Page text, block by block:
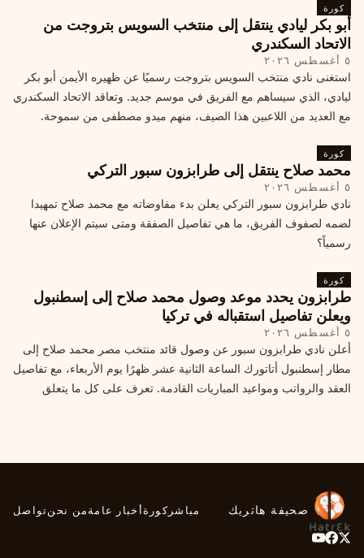
كورة
أبو بكر ليادي ينتقل إلى منتخب السويس بتروجت من
الاتحاد السكندري
٥ أغسطس ٢٠٢٦
استغنى نادي منتخب السويس بتروجت رسميًا عن ظهيره الأيمن أبو بكر
ليادي، الذي سيساهم مع الفريق في موسم جديد. وتعاقد الاتحاد السكندري
مع العديد من اللاعبين هذا الصيف، منهم ميدو مصطفى من سموحة.
كورة
محمد صلاح ينتقل إلى طرابزون سبور التركي
٥ أغسطس ٢٠٢٦
نادي طرابزون سبور التركي يعلن بدء مفاوضاته مع محمد صلاح تمهيدا
لضمه لصفوف الفريق، ما هي تفاصيل الصفقة ومتى سيتم الإعلان عنها
رسمياً؟
كورة
طرابزون يحدد موعد وصول محمد صلاح إلى إسطنبول
ويعلن تفاصيل استقباله في تركيا
٥ أغسطس ٢٠٢٦
أعلن نادي طرابزون سبور عن وصول قائد منتخب مصر محمد صلاح إلى
مطار إسطنبول أتاتورك الساعة الثانية عشر ظهرًا يوم الأربعاء، مع تفاصيل
العقد والرواتب ومواعيد المباريات القادمة. تعرف على كل ما يتعلق
صحيفة هاتريك مباشر كورةأخبار عامةمن نحنتواصل